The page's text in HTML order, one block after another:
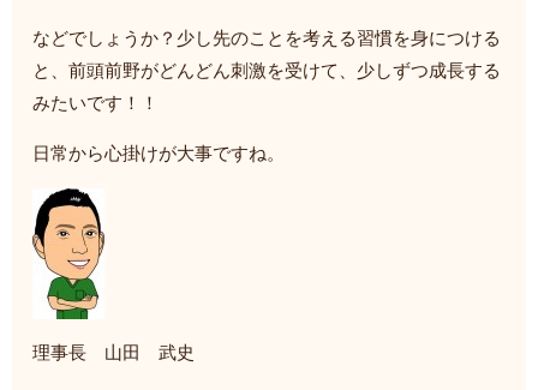
などでしょうか？少し先のことを考える習慣を身につける
と、前頭前野がどんどん刺激を受けて、少しずつ成長する
みたいです！！
日常から心掛けが大事ですね。
理事長 山田 武史